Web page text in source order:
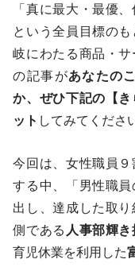
「真に最大・最優
という全員目標の
岐にわたる商品・
の記事があなたの
か、ぜひ下記の【
ット してみてくださ
今回は、女性職員
する中、「男性職
出し、達成した取
側である 人事部輝
育児休業を利用した